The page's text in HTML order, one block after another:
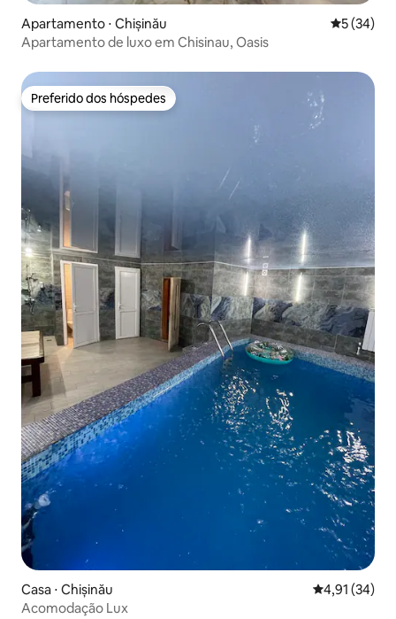
Apartamento ⋅ Chișinău 5 de uma
5 (34)
Apartamento de luxo em Chisinau, Oasis
Preferido dos hóspedes
Preferido dos hóspedes
Casa ⋅ Chișinău 4,91 de uma
4,91 (34)
Acomodação Lux